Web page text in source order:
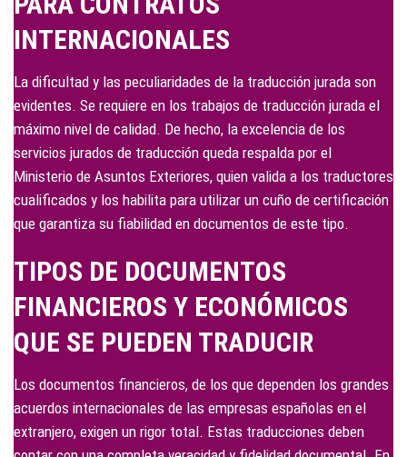
INTERNACIONALES
La dificultad y las peculiaridades de la traducción jurada son
evidentes. Se requiere en los trabajos de traducción jurada el
máximo nivel de calidad. De hecho, la excelencia de los
servicios jurados de traducción queda respalda por el
Ministerio de Asuntos Exteriores, quien valida a los traductores
cualificados y los habilita para utilizar un cuño de certificación
que garantiza su fiabilidad en documentos de este tipo.
TIPOS DE DOCUMENTOS
FINANCIEROS Y ECONÓMICOS
QUE SE PUEDEN TRADUCIR
Los documentos financieros, de los que dependen los grandes
acuerdos internacionales de las empresas españolas en el
extranjero, exigen un rigor total. Estas traducciones deben